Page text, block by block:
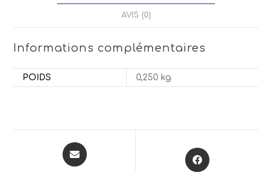
AVIS (0)
Informations complémentaires
POIDS 0,250 kg
Opens
in
Opens
in